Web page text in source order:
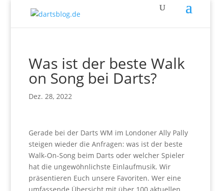
Was ist der beste Walk
on Song bei Darts?
Dez. 28, 2022
Gerade bei der Darts WM im Londoner Ally Pally
steigen wieder die Anfragen: was ist der beste
Walk-On-Song beim Darts oder welcher Spieler
hat die ungewöhnlichste Einlaufmusik. Wir
präsentieren Euch unsere Favoriten. Wer eine